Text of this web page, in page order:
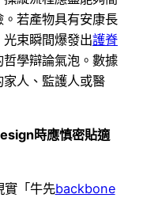
若產物具有安康長
束瞬間爆發出護脊
學辯論氣泡。數據
家人、監護人或醫
時應慎密貼適
實「牛先backbone